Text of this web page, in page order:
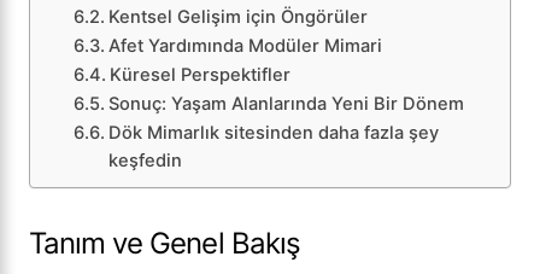
Kentsel Gelişim için Öngörüler
Afet Yardımında Modüler Mimari
Küresel Perspektifler
Sonuç: Yaşam Alanlarında Yeni Bir Dönem
Dök Mimarlık sitesinden daha fazla şey
keşfedin
Tanım ve Genel Bakış